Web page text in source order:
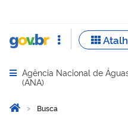
Abrir menu principal de
Agência Nacional de
(ANA)
Você está aqui:
Página Inicial
Busca